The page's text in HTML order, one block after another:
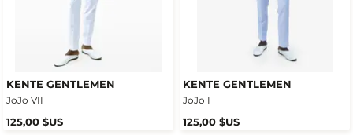
KENTE GENTLEMEN
JoJo VII
125,00 $US
KENTE GENTLEMEN
JoJo I
125,00 $US